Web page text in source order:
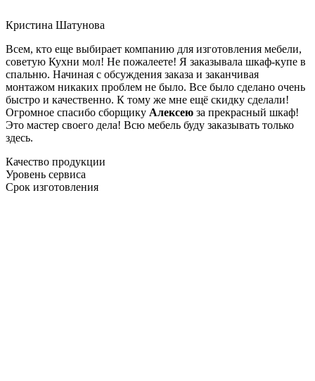
Кристина Шатунова
Всем, кто еще выбирает компанию для изготовления мебели,
советую Кухни мол! Не пожалеете! Я заказывала шкаф-купе в
спальню. Начиная с обсуждения заказа и заканчивая
монтажом никаких проблем не было. Все было сделано очень
быстро и качественно. К тому же мне ещё скидку сделали!
Огромное спасибо сборщику Алексею за прекрасный шкаф!
Это мастер своего дела! Всю мебель буду заказывать только
здесь.
Качество продукции
Уровень сервиса
Срок изготовления